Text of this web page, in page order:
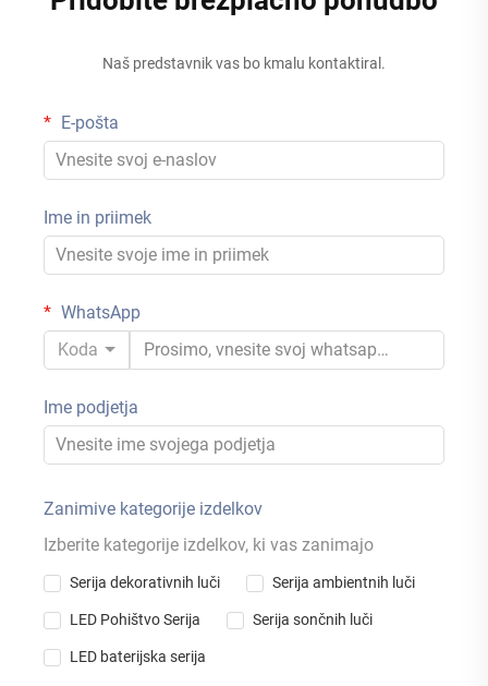
Naš predstavnik vas bo kmalu kontaktiral.
E-pošta
Ime in priimek
WhatsApp
Koda
Ime podjetja
Zanimive kategorije izdelkov
Izberite kategorije izdelkov, ki vas zanimajo
Serija dekorativnih luči Serija ambientnih luči
LED Pohištvo Serija Serija sončnih luči
LED baterijska serija